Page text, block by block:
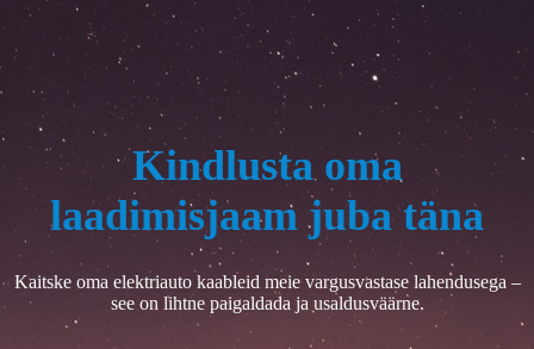
Kindlusta oma
laadimisjaam juba täna
Kaitske oma elektriauto kaableid meie vargusvastase lahendusega –
see on lihtne paigaldada ja usaldusväärne.